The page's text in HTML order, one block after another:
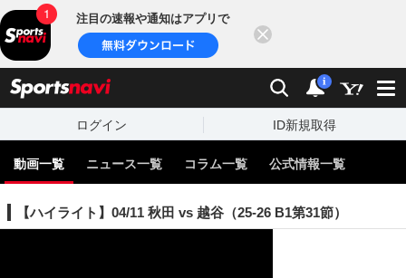
注目の速報や通知はアプリで
検索 通知
i
ログイン ID新規取得
動画一覧 ニュース一覧 コラム一覧 公式情報一覧
【ハイライト】04/11 秋田 vs 越谷（25-26 B1第31節）